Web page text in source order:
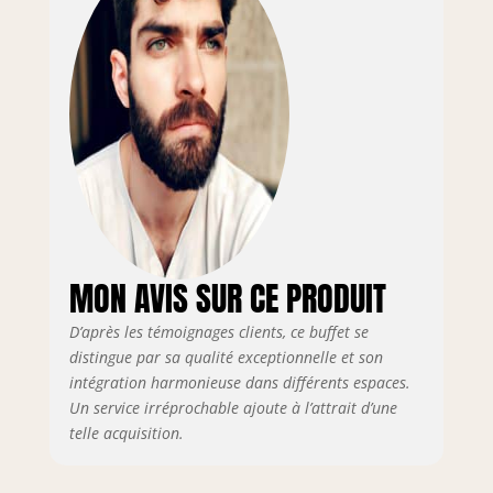
supplémentaire Mar.c.a Design:
plus de 40 ans d’expérience
dans l’ameublement. Chaque
buffet bois reflète le savoir-faire,
la fiabilité et l’évolution du
véritable design italien appliqué
aux meubles de salle à manger
MAR.C.A DESIGN produit
ameublement et meubles
d’intérieur et d’extérieur Made
in Italy de haute qualité,
combinant processus artisanaux
et systèmes technologiques
et totalement personnalisables,
adaptés à chaque exigence
MON AVIS SUR CE PRODUIT
D’après les témoignages clients, ce buffet se
distingue par sa qualité exceptionnelle et son
intégration harmonieuse dans différents espaces.
Un service irréprochable ajoute à l’attrait d’une
telle acquisition.